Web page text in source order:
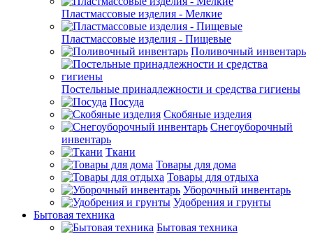
Пластмассовые изделия - Мелкие
Пластмассовые изделия - Пищевые
Поливочный инвентарь
Постельные принадлежности и средства гигиены
Посуда
Скобяные изделия
Снегоуборочный
инвентарь
Ткани
Товары для дома
Товары для отдыха
Уборочный инвентарь
Удобрения и грунты
Бытовая техника
Бытовая техника